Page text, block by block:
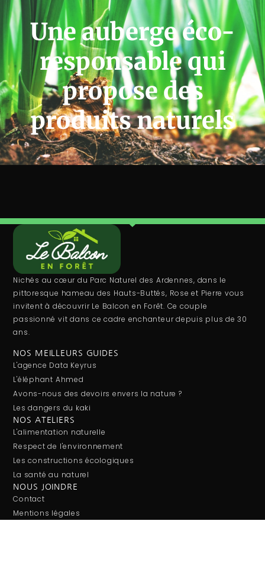
Une auberge éco-
responsable qui
propose des
produits naturels
Nichés au cœur du Parc Naturel des Ardennes, dans le
pittoresque hameau des Hauts-Buttés, Rose et Pierre vous
invitent à découvrir Le Balcon en Forêt. Ce couple
passionné vit dans ce cadre enchanteur depuis plus de 30
ans.
NOS MEILLEURS GUIDES
L'agence Data Keyrus
L'éléphant Ahmed
Avons-nous des devoirs envers la nature ?
Les dangers du kaki
NOS ATELIERS
L'alimentation naturelle
Respect de l'environnement
Les constructions écologiques
La santé au naturel
NOUS JOINDRE
Contact
Mentions légales